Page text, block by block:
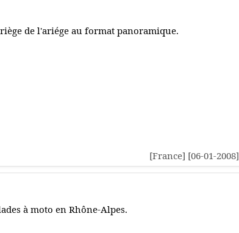
de l'ariége au format panoramique.
[France] [06-01-2008]
à moto en Rhône-Alpes.